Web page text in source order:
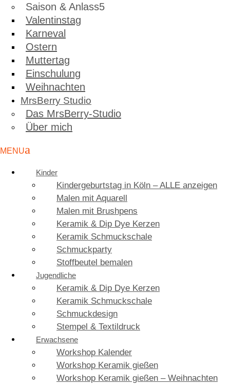
Saison & Anlass
Valentinstag
Karneval
Ostern
Muttertag
Einschulung
Weihnachten
MrsBerry Studio
Das MrsBerry-Studio
Über mich
Kinder
Kindergeburtstag in Köln – ALLE anzeigen
Malen mit Aquarell
Malen mit Brushpens
Keramik & Dip Dye Kerzen
Keramik Schmuckschale
Schmuckparty
Stoffbeutel bemalen
Jugendliche
Keramik & Dip Dye Kerzen
Keramik Schmuckschale
Schmuckdesign
Stempel & Textildruck
Erwachsene
Workshop Kalender
Workshop Keramik gießen
Workshop Keramik gießen – Weihnachten